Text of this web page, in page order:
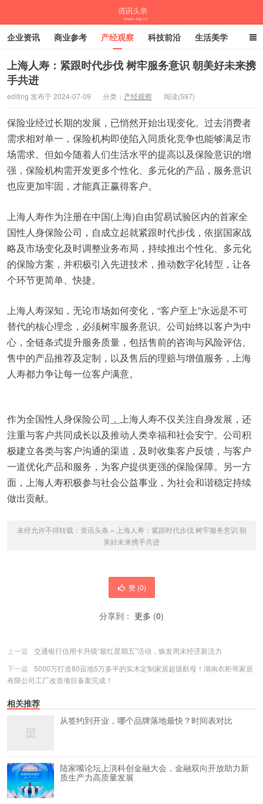
资讯头条
企业资讯 商业参考 产经观察 科技前沿 生活美学
时尚潮流 母婴亲子 专栏
上海人寿：紧跟时代步伐 树牢服务意识 朝美好未来携
手共进
editing 发布于 2024-07-09 分类： 产经观察 阅读(597)
保险业经过长期的发展，已悄然开始出现变化。过去消费者
需求相对单一，保险机构即使陷入同质化竞争也能够满足市
场需求。但如今随着人们生活水平的提高以及保险意识的增
强，保险机构需开发更多个性化、多元化的产品，服务意识
也应更加牢固，才能真正赢得客户。
上海人寿作为注册在中国(上海)自由贸易试验区内的首家全
国性人身保险公司，自成立起就紧跟时代步伐，依据国家战
略及市场变化及时调整业务布局，持续推出个性化、多元化
的保险方案，并积极引入先进技术，推动数字化转型，让各
个环节更简单、快捷。
上海人寿深知，无论市场如何变化，“客户至上”永远是不可
替代的核心理念，必须树牢服务意识。公司始终以客户为中
心，全链条式提升服务质量，包括售前的咨询与风险评估、
售中的产品推荐及定制，以及售后的理赔与增值服务，上海
人寿都力争让每一位客户满意。
作为全国性人身保险公司 ， 上海人寿不仅关注自身发展，还
注重与客户共同成长以及推动人类幸福和社会安宁。公司积
极建立各类与客户沟通的渠道，及时收集客户反馈，与客户
一道优化产品和服务，为客户提供更强的保险保障。另一方
面，上海人寿积极参与社会公益事业，为社会和谐稳定持续
做出贡献。
未经允许不得转载： 资讯头条 » 上海人寿：紧跟时代步伐 树牢服务意识 朝
美好未来携手共进
赞 (0)
分享到： 更多 (0)
上一篇
交通银行信用卡升级“最红星期五”活动，焕发周末经济新活力
下一篇
5000万打造80亩地5万多平的实木定制家居超级航母！湖南衣柜哥家居
有限公司工厂改造项目备案完成！
相关推荐
从签约到开业，哪个品牌落地最快？时间表对比
陆家嘴论坛上演科创金融大会，金融双向开放助力新
质生产力高质量发展